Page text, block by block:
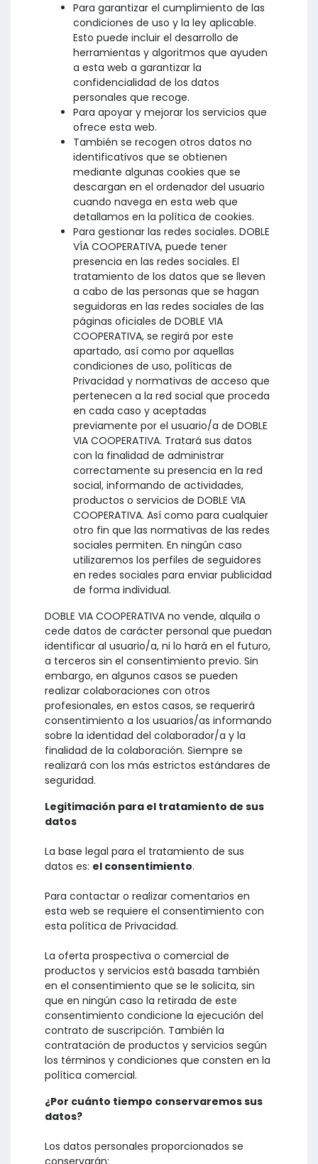
Para garantizar el cumplimiento de las
condiciones de uso y la ley aplicable.
Esto puede incluir el desarrollo de
herramientas y algoritmos que ayuden
a esta web a garantizar la
confidencialidad de los datos
personales que recoge.
Para apoyar y mejorar los servicios que
ofrece esta web.
También se recogen otros datos no
identificativos que se obtienen
mediante algunas cookies que se
descargan en el ordenador del usuario
cuando navega en esta web que
detallamos en la política de cookies.
Para gestionar las redes sociales. DOBLE
VÍA COOPERATIVA, puede tener
presencia en las redes sociales. El
tratamiento de los datos que se lleven
a cabo de las personas que se hagan
seguidoras en las redes sociales de las
páginas oficiales de DOBLE VIA
COOPERATIVA, se regirá por este
apartado, así como por aquellas
condiciones de uso, políticas de
Privacidad y normativas de acceso que
pertenecen a la red social que proceda
en cada caso y aceptadas
previamente por el usuario/a de DOBLE
VIA COOPERATIVA. Tratará sus datos
con la finalidad de administrar
correctamente su presencia en la red
social, informando de actividades,
productos o servicios de DOBLE VIA
COOPERATIVA. Así como para cualquier
otro fin que las normativas de las redes
sociales permiten. En ningún caso
utilizaremos los perfiles de seguidores
en redes sociales para enviar publicidad
de forma individual.
DOBLE VIA COOPERATIVA no vende, alquila o
cede datos de carácter personal que puedan
identificar al usuario/a, ni lo hará en el futuro,
a terceros sin el consentimiento previo. Sin
embargo, en algunos casos se pueden
realizar colaboraciones con otros
profesionales, en estos casos, se requerirá
consentimiento a los usuarios/as informando
sobre la identidad del colaborador/a y la
finalidad de la colaboración. Siempre se
realizará con los más estrictos estándares de
seguridad.
Legitimación para el tratamiento de sus
datos
La base legal para el tratamiento de sus
datos es: el consentimiento.
Para contactar o realizar comentarios en
esta web se requiere el consentimiento con
esta política de Privacidad.
La oferta prospectiva o comercial de
productos y servicios está basada también
en el consentimiento que se le solicita, sin
que en ningún caso la retirada de este
consentimiento condicione la ejecución del
contrato de suscripción. También la
contratación de productos y servicios según
los términos y condiciones que consten en la
política comercial.
¿Por cuánto tiempo conservaremos sus
datos?
Los datos personales proporcionados se
conservarán: